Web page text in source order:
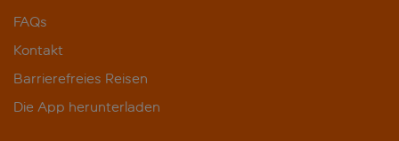
FAQs
Kontakt
Barrierefreies Reisen
Die App herunterladen